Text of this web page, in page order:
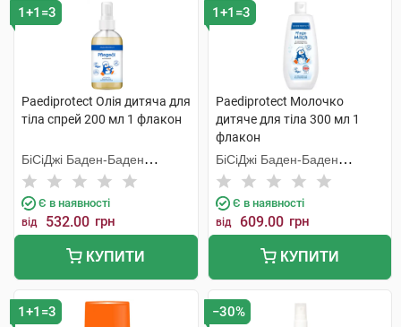
1+1=3
Paediprotect Олія дитяча для
тіла спрей 200 мл 1 флакон
БіСіДжі Баден-Баден
Косметікс Груп Гмбх
Є в наявності
від 532.00 грн
КУПИТИ
1+1=3
Paediprotect Молочко
дитяче для тіла 300 мл 1
флакон
БіСіДжі Баден-Баден
Косметікс Груп Гмбх
Є в наявності
від 609.00 грн
КУПИТИ
1+1=3 −30%